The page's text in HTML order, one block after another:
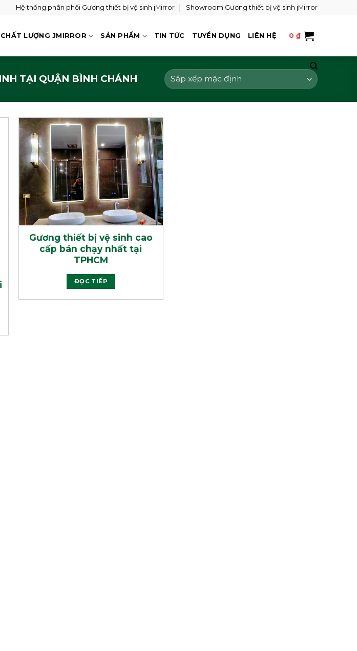
Hệ thống phân phối Gương thiết bị vệ sinh jMirror Showroom Gương thiết bị vệ sinh jMirror
CHẤT LƯỢNG JMIRROR SẢN PHẨM TIN TỨC TUYỂN DỤNG LIÊN HỆ 0₫
TẠI QUẬN BÌNH CHÁNH
Gương thiết bị vệ sinh cao
cấp bán chạy nhất tại
TPHCM
ĐỌC TIẾP